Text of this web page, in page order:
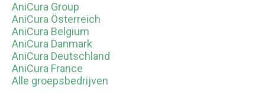
AniCura Group
AniCura Österreich
AniCura Belgium
AniCura Danmark
AniCura Deutschland
AniCura France
Alle groepsbedrijven